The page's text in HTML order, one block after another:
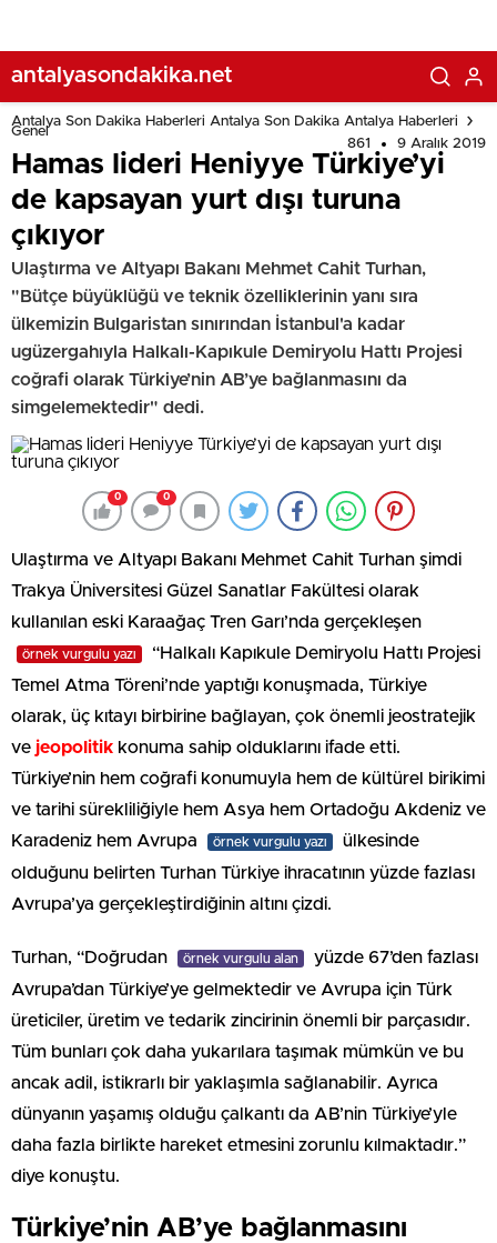
antalyasondakika.net
Antalya Son Dakika Haberleri Antalya Son Dakika Antalya Haberleri
Genel
861
9 Aralık 2019
Hamas lideri Heniyye Türkiye’yi
de kapsayan yurt dışı turuna
çıkıyor
Ulaştırma ve Altyapı Bakanı Mehmet Cahit Turhan,
"Bütçe büyüklüğü ve teknik özelliklerinin yanı sıra
ülkemizin Bulgaristan sınırından İstanbul'a kadar
ugüzergahıyla Halkalı-Kapıkule Demiryolu Hattı Projesi
coğrafi olarak Türkiye’nin AB’ye bağlanmasını da
simgelemektedir" dedi.
0 0
Ulaştırma ve Altyapı Bakanı Mehmet Cahit Turhan şimdi
Trakya Üniversitesi Güzel Sanatlar Fakültesi olarak
kullanılan eski Karaağaç Tren Garı’nda gerçekleşen
örnek vurgulu yazı
“Halkalı Kapıkule Demiryolu Hattı Projesi
Temel Atma Töreni’nde yaptığı konuşmada, Türkiye
olarak, üç kıtayı birbirine bağlayan, çok önemli jeostratejik
ve jeopolitik konuma sahip olduklarını ifade etti.
Türkiye’nin hem coğrafi konumuyla hem de kültürel birikimi
ve tarihi sürekliliğiyle hem Asya hem Ortadoğu Akdeniz ve
Karadeniz hem Avrupa
örnek vurgulu yazı
ülkesinde
olduğunu belirten Turhan Türkiye ihracatının yüzde fazlası
Avrupa’ya gerçekleştirdiğinin altını çizdi.
Turhan, “Doğrudan örnek vurgulu alan
yüzde 67’den fazlası
Avrupa’dan Türkiye’ye gelmektedir ve Avrupa için Türk
üreticiler, üretim ve tedarik zincirinin önemli bir parçasıdır.
Tüm bunları çok daha yukarılara taşımak mümkün ve bu
ancak adil, istikrarlı bir yaklaşımla sağlanabilir. Ayrıca
dünyanın yaşamış olduğu çalkantı da AB’nin Türkiye’yle
daha fazla birlikte hareket etmesini zorunlu kılmaktadır.”
diye konuştu.
Türkiye’nin AB’ye bağlanmasını